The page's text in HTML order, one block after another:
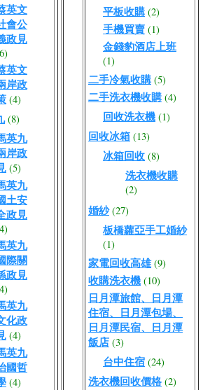
英文
會公
政見
英文
岸政
(4)
(8)
英九
岸政
(5)
英九
土安
政見
英九
際關
政見
英九
化政
(4)
英九
國哲
(4)
平板收購 (2)
手機買賣 (1)
金錢豹酒店上班
(1)
二手冷氣收購 (5)
二手洗衣機收購 (4)
回收洗衣機 (1)
回收冰箱 (13)
冰箱回收 (8)
洗衣機收購
(2)
婚紗 (27)
板橋蘿亞手工婚紗
(1)
家電回收高雄 (9)
收購洗衣機 (10)
日月潭旅館、日月潭
住宿、日月潭包場、
日月潭民宿、日月潭
飯店 (3)
台中住宿 (24)
洗衣機回收價格 (2)